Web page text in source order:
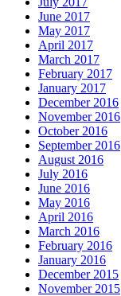
June 2017
May 2017
April 2017
March 2017
February 2017
January 2017
December 2016
November 2016
October 2016
September 2016
August 2016
July 2016
June 2016
May 2016
April 2016
March 2016
February 2016
January 2016
December 2015
November 2015